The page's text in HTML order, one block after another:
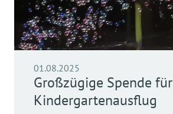
01.08.2025
Großzügige Spende für
Kindergartenausflug